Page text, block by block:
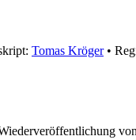
Tomas Kröger•
von